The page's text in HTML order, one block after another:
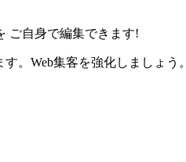
ご自身で編集できます!
。Web集客を強化しましょう。